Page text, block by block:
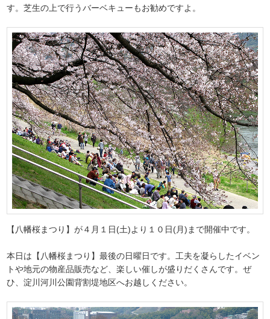
す。芝生の上で行うバーベキューもお勧めですよ。
【八幡桜まつり】が４月１日(土)より１０日(月)まで開催中です。
本日は【八幡桜まつり】最後の日曜日です。工夫を凝らしたイベン
トや地元の物産品販売など、楽しい催しが盛りだくさんです。ぜ
ひ、淀川河川公園背割堤地区へお越しください。